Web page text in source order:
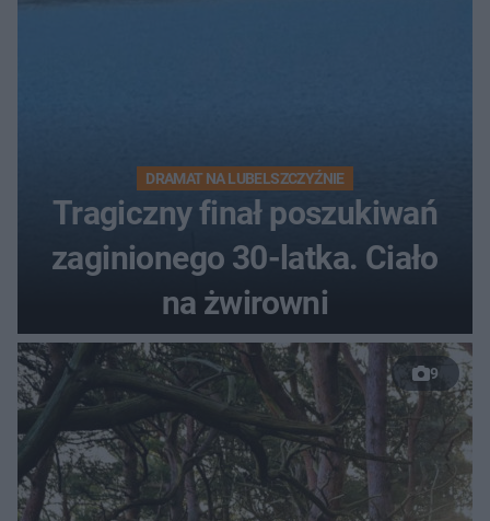
DRAMAT NA LUBELSZCZYŹNIE
Tragiczny finał poszukiwań
zaginionego 30-latka. Ciało
na żwirowni
9